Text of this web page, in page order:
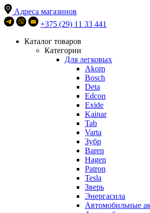
Адреса магазинов
+375 (29) 11 33 441
Каталог товаров
Категории
Для легковых
Akom
Bosch
Deta
Edcon
Exide
Kainar
Tab
Varta
Зубр
Baren
Hagen
Patron
Tesla
Зверь
Энергасила
Автомобильные